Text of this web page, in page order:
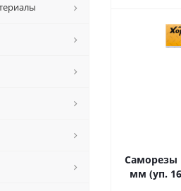
Саморезы по
мм (уп.